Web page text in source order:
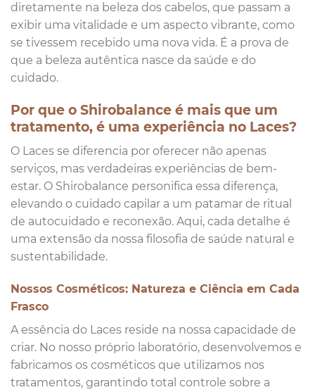
diretamente na beleza dos cabelos, que passam a
exibir uma vitalidade e um aspecto vibrante, como
se tivessem recebido uma nova vida. É a prova de
que a beleza autêntica nasce da saúde e do
cuidado.
Por que o Shirobalance é mais que um
tratamento, é uma experiência no Laces?
O Laces se diferencia por oferecer não apenas
serviços, mas verdadeiras experiências de bem-
estar. O Shirobalance personifica essa diferença,
elevando o cuidado capilar a um patamar de ritual
de autocuidado e reconexão. Aqui, cada detalhe é
uma extensão da nossa filosofia de saúde natural e
sustentabilidade.
Nossos Cosméticos: Natureza e Ciência em Cada
Frasco
A essência do Laces reside na nossa capacidade de
criar. No nosso próprio laboratório, desenvolvemos e
fabricamos os cosméticos que utilizamos nos
tratamentos, garantindo total controle sobre a